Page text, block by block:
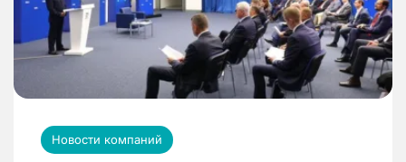
Новости компаний